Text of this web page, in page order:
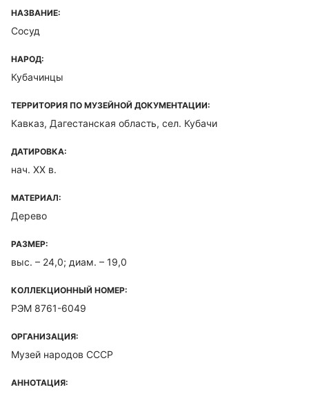
НАЗВАНИЕ:
Сосуд
НАРОД:
Кубачинцы
ТЕРРИТОРИЯ ПО МУЗЕЙНОЙ ДОКУМЕНТАЦИИ:
Кавказ, Дагестанская область, сел. Кубачи
ДАТИРОВКА:
нач. ХХ в.
МАТЕРИАЛ:
Дерево
РАЗМЕР:
выс. – 24,0; диам. – 19,0
КОЛЛЕКЦИОННЫЙ НОМЕР:
РЭМ 8761-6049
ОРГАНИЗАЦИЯ:
Музей народов СССР
АННОТАЦИЯ: